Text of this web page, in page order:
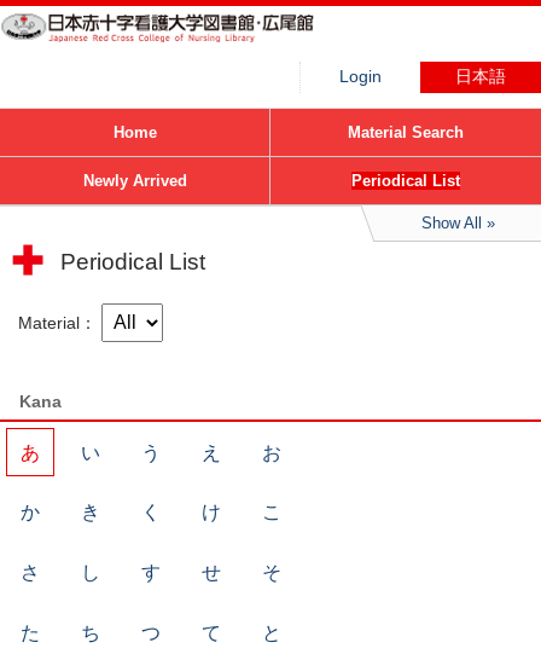
Login 日本語
Home Material Search
Newly Arrived Periodical List
Show All
Periodical List
Material
Kana
あ い う え お
か き く け こ
さ し す せ そ
た ち つ て と